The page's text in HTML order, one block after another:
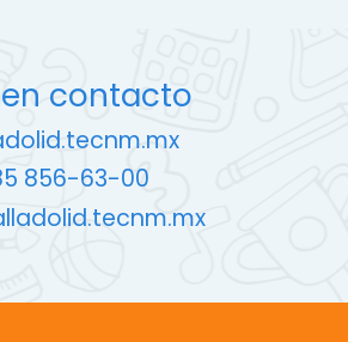
contacto
856-63-00